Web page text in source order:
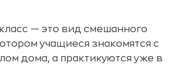
— это вид смешанного
учащиеся знакомятся с
дома, а практикуются уже в